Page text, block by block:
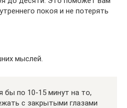
покоя и не потерять
мыслей.
бы по 10-15 минут на то,
с закрытыми глазами